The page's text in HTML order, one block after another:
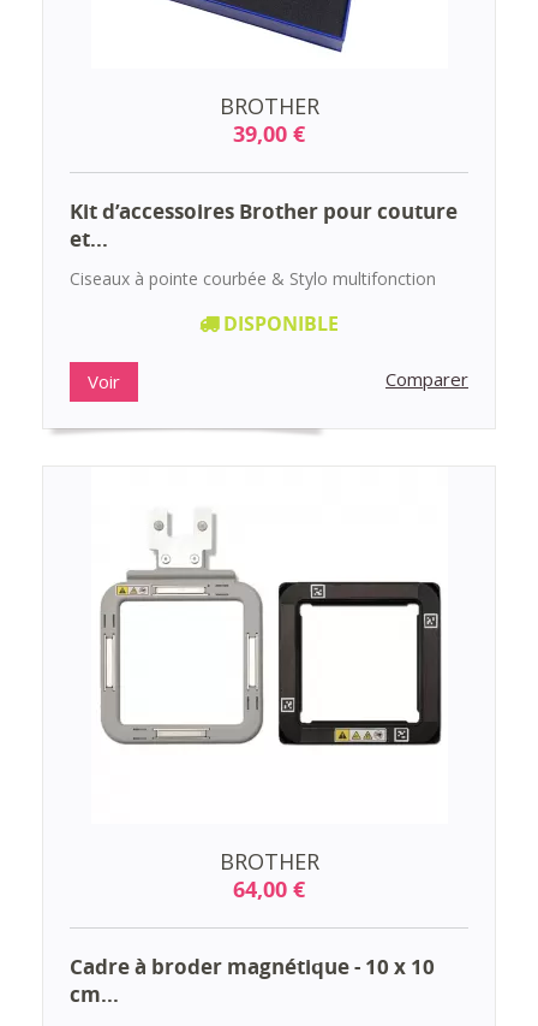
BROTHER
39,00 €
Kit d’accessoires Brother pour couture
et...
Ciseaux à pointe courbée & Stylo multifonction
DISPONIBLE
Voir Comparer
BROTHER
64,00 €
Cadre à broder magnétique - 10 x 10
cm...